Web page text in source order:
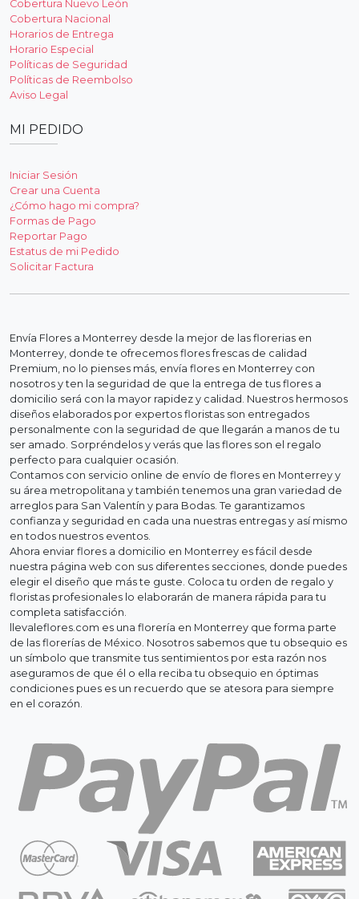
Cobertura Nuevo León
Cobertura Nacional
Horarios de Entrega
Horario Especial
Políticas de Seguridad
Políticas de Reembolso
Aviso Legal
MI PEDIDO
Iniciar Sesión
Crear una Cuenta
¿Cómo hago mi compra?
Formas de Pago
Reportar Pago
Estatus de mi Pedido
Solicitar Factura
Envía Flores a Monterrey desde la mejor de las florerias en
Monterrey, donde te ofrecemos flores frescas de calidad
Premium, no lo pienses más, envía flores en Monterrey con
nosotros y ten la seguridad de que la entrega de tus flores a
domicilio será con la mayor rapidez y calidad. Nuestros hermosos
diseños elaborados por expertos floristas son entregados
personalmente con la seguridad de que llegarán a manos de tu
ser amado. Sorpréndelos y verás que las flores son el regalo
perfecto para cualquier ocasión.
Contamos con servicio online de envío de flores en Monterrey y
su área metropolitana y también tenemos una gran variedad de
arreglos para San Valentín y para Bodas. Te garantizamos
confianza y seguridad en cada una nuestras entregas y así mismo
en todos nuestros eventos.
Ahora enviar flores a domicilio en Monterrey es fácil desde
nuestra página web con sus diferentes secciones, donde puedes
elegir el diseño que más te guste. Coloca tu orden de regalo y
floristas profesionales lo elaborarán de manera rápida para tu
completa satisfacción.
llevaleflores.com es una florería en Monterrey que forma parte
de las florerías de México. Nosotros sabemos que tu obsequio es
un símbolo que transmite tus sentimientos por esta razón nos
aseguramos de que él o ella reciba tu obsequio en óptimas
condiciones pues es un recuerdo que se atesora para siempre
en el corazón.